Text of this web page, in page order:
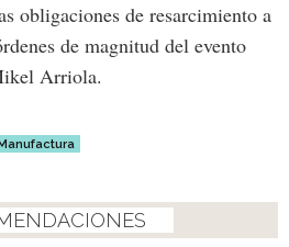
obligaciones de resarcimiento a
de magnitud del evento
Arriola.